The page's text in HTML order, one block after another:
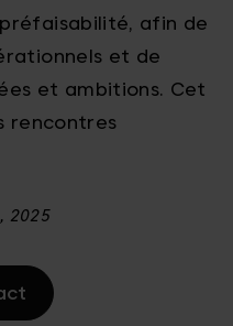
afin de
et de
et ambitions. Cet
rencontres
2025